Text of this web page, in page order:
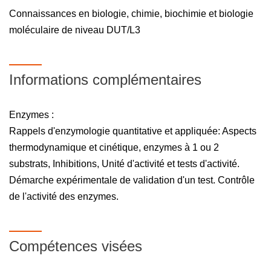
documents scientifiques, techniques et commerciaux.
Connaissances en biologie, chimie, biochimie et biologie
moléculaire de niveau DUT/L3
Informations complémentaires
Enzymes :
Rappels d'enzymologie quantitative et appliquée: Aspects
thermodynamique et cinétique, enzymes à 1 ou 2
substrats, Inhibitions, Unité d'activité et tests d'activité.
Démarche expérimentale de validation d'un test. Contrôle
de l'activité des enzymes.
Compétences visées